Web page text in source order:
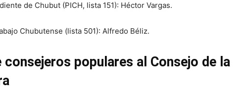
de Chubut (PICH, lista 151): Héctor Vargas.
Chubutense (lista 501): Alfredo Béliz.
consejeros populares al Consejo de la